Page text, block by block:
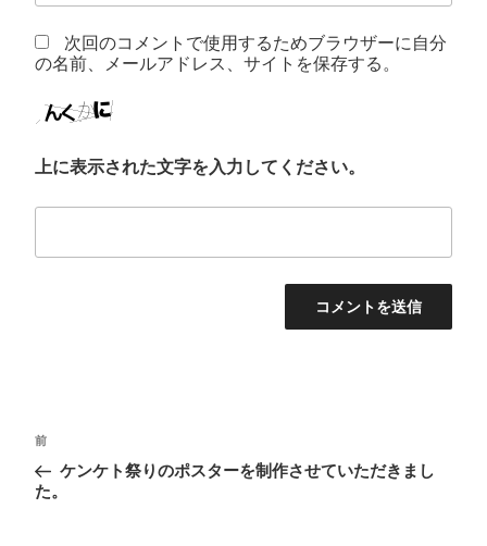
次回のコメントで使用するためブラウザーに自分
の名前、メールアドレス、サイトを保存する。
上に表示された文字を入力してください。
投
稿
ナ
前
の
投
稿
前
ケンケト祭りのポスターを制作させていただきまし
た。